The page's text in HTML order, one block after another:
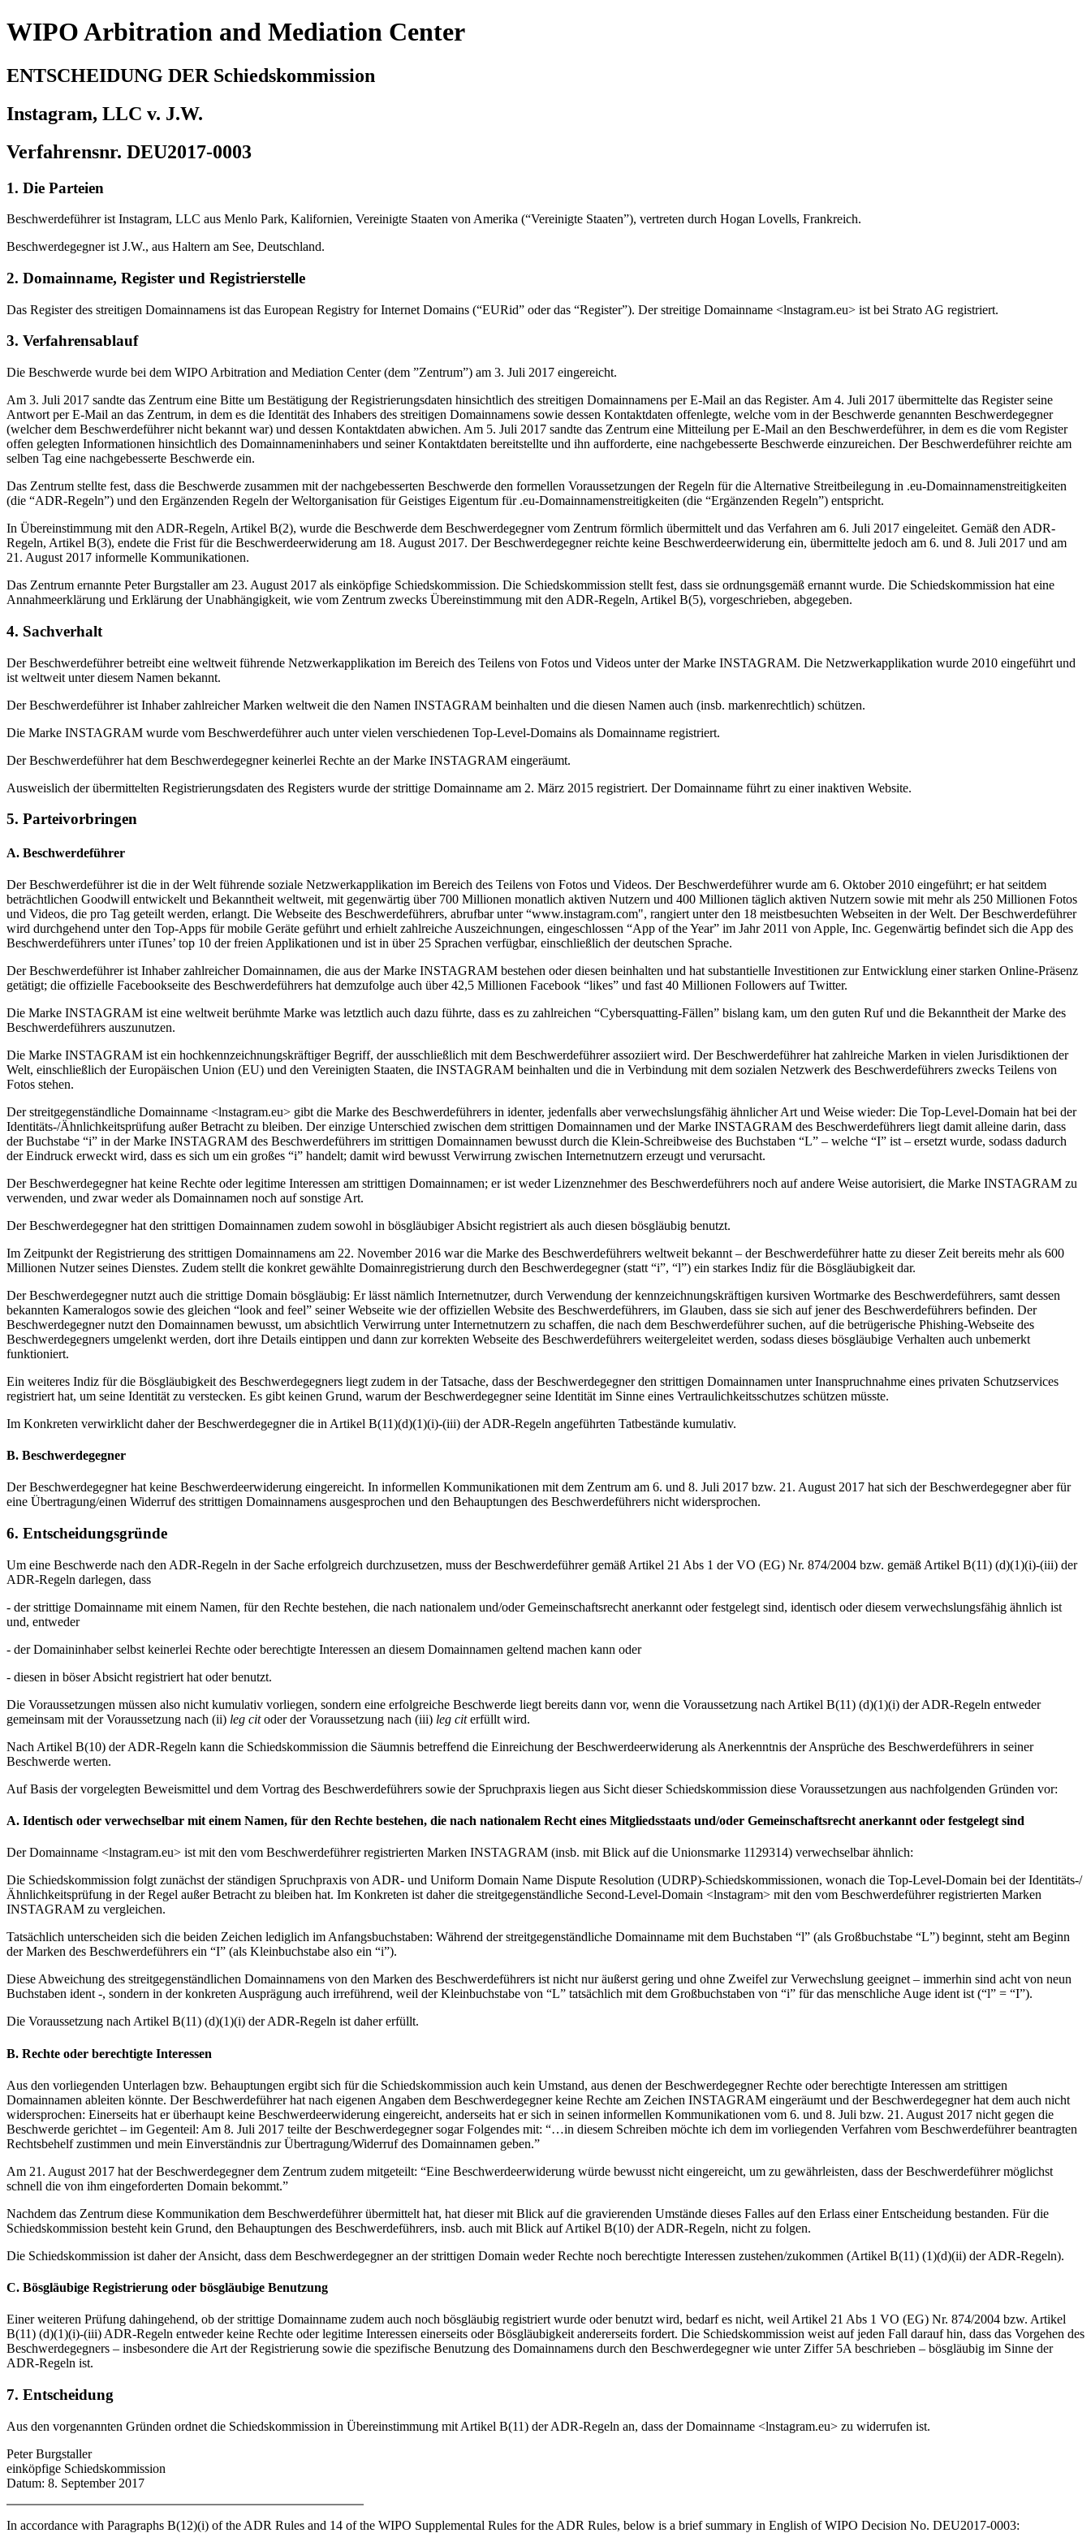
WIPO Arbitration and Mediation Center
ENTSCHEIDUNG DER Schiedskommission
Instagram, LLC v. J.W.
Verfahrensnr. DEU2017-0003
1. Die Parteien
Beschwerdeführer ist Instagram, LLC aus Menlo Park, Kalifornien, Vereinigte Staaten von Amerika (“Vereinigte Staaten”), vertreten durch Hogan Lovells, Frankreich.
Beschwerdegegner ist J.W., aus Haltern am See, Deutschland.
2. Domainname, Register und Registrierstelle
Das Register des streitigen Domainnamens ist das European Registry for Internet Domains (“EURid” oder das “Register”). Der streitige Domainname <lnstagram.eu> ist bei Strato AG registriert.
3. Verfahrensablauf
Die Beschwerde wurde bei dem WIPO Arbitration and Mediation Center (dem ”Zentrum”) am 3. Juli 2017 eingereicht.
Am 3. Juli 2017 sandte das Zentrum eine Bitte um Bestätigung der Registrierungsdaten hinsichtlich des streitigen Domainnamens per E-Mail an das Register. Am 4. Juli 2017 übermittelte das Register seine
Antwort per E-Mail an das Zentrum, in dem es die Identität des Inhabers des streitigen Domainnamens sowie dessen Kontaktdaten offenlegte, welche vom in der Beschwerde genannten Beschwerdegegner
(welcher dem Beschwerdeführer nicht bekannt war) und dessen Kontaktdaten abwichen. Am 5. Juli 2017 sandte das Zentrum eine Mitteilung per E-Mail an den Beschwerdeführer, in dem es die vom Register
offen gelegten Informationen hinsichtlich des Domainnameninhabers und seiner Kontaktdaten bereitstellte und ihn aufforderte, eine nachgebesserte Beschwerde einzureichen. Der Beschwerdeführer reichte am
selben Tag eine nachgebesserte Beschwerde ein.
Das Zentrum stellte fest, dass die Beschwerde zusammen mit der nachgebesserten Beschwerde den formellen Voraussetzungen der Regeln für die Alternative Streitbeilegung in .eu-Domainnamenstreitigkeiten
(die “ADR-Regeln”) und den Ergänzenden Regeln der Weltorganisation für Geistiges Eigentum für .eu-Domainnamenstreitigkeiten (die “Ergänzenden Regeln”) entspricht.
In Übereinstimmung mit den ADR-Regeln, Artikel B(2), wurde die Beschwerde dem Beschwerdegegner vom Zentrum förmlich übermittelt und das Verfahren am 6. Juli 2017 eingeleitet. Gemäß den ADR-
Regeln, Artikel B(3), endete die Frist für die Beschwerdeerwiderung am 18. August 2017. Der Beschwerdegegner reichte keine Beschwerdeerwiderung ein, übermittelte jedoch am 6. und 8. Juli 2017 und am
21. August 2017 informelle Kommunikationen.
Das Zentrum ernannte Peter Burgstaller am 23. August 2017 als einköpfige Schiedskommission. Die Schiedskommission stellt fest, dass sie ordnungsgemäß ernannt wurde. Die Schiedskommission hat eine
Annahmeerklärung und Erklärung der Unabhängigkeit, wie vom Zentrum zwecks Übereinstimmung mit den ADR-Regeln, Artikel B(5), vorgeschrieben, abgegeben.
4. Sachverhalt
Der Beschwerdeführer betreibt eine weltweit führende Netzwerkapplikation im Bereich des Teilens von Fotos und Videos unter der Marke INSTAGRAM. Die Netzwerkapplikation wurde 2010 eingeführt und
ist weltweit unter diesem Namen bekannt.
Der Beschwerdeführer ist Inhaber zahlreicher Marken weltweit die den Namen INSTAGRAM beinhalten und die diesen Namen auch (insb. markenrechtlich) schützen.
Die Marke INSTAGRAM wurde vom Beschwerdeführer auch unter vielen verschiedenen Top-Level-Domains als Domainname registriert.
Der Beschwerdeführer hat dem Beschwerdegegner keinerlei Rechte an der Marke INSTAGRAM eingeräumt.
Ausweislich der übermittelten Registrierungsdaten des Registers wurde der strittige Domainname am 2. März 2015 registriert. Der Domainname führt zu einer inaktiven Website.
5. Parteivorbringen
A. Beschwerdeführer
Der Beschwerdeführer ist die in der Welt führende soziale Netzwerkapplikation im Bereich des Teilens von Fotos und Videos. Der Beschwerdeführer wurde am 6. Oktober 2010 eingeführt; er hat seitdem
beträchtlichen Goodwill entwickelt und Bekanntheit weltweit, mit gegenwärtig über 700 Millionen monatlich aktiven Nutzern und 400 Millionen täglich aktiven Nutzern sowie mit mehr als 250 Millionen Fotos
und Videos, die pro Tag geteilt werden, erlangt. Die Webseite des Beschwerdeführers, abrufbar unter “www.instagram.com", rangiert unter den 18 meistbesuchten Webseiten in der Welt. Der Beschwerdeführer
wird durchgehend unter den Top-Apps für mobile Geräte geführt und erhielt zahlreiche Auszeichnungen, eingeschlossen “App of the Year” im Jahr 2011 von Apple, Inc. Gegenwärtig befindet sich die App des
Beschwerdeführers unter iTunes’ top 10 der freien Applikationen und ist in über 25 Sprachen verfügbar, einschließlich der deutschen Sprache.
Der Beschwerdeführer ist Inhaber zahlreicher Domainnamen, die aus der Marke INSTAGRAM bestehen oder diesen beinhalten und hat substantielle Investitionen zur Entwicklung einer starken Online-Präsenz
getätigt; die offizielle Facebookseite des Beschwerdeführers hat demzufolge auch über 42,5 Millionen Facebook “likes” und fast 40 Millionen Followers auf Twitter.
Die Marke INSTAGRAM ist eine weltweit berühmte Marke was letztlich auch dazu führte, dass es zu zahlreichen “Cybersquatting-Fällen” bislang kam, um den guten Ruf und die Bekanntheit der Marke des
Beschwerdeführers auszunutzen.
Die Marke INSTAGRAM ist ein hochkennzeichnungskräftiger Begriff, der ausschließlich mit dem Beschwerdeführer assoziiert wird. Der Beschwerdeführer hat zahlreiche Marken in vielen Jurisdiktionen der
Welt, einschließlich der Europäischen Union (EU) und den Vereinigten Staaten, die INSTAGRAM beinhalten und die in Verbindung mit dem sozialen Netzwerk des Beschwerdeführers zwecks Teilens von
Fotos stehen.
Der streitgegenständliche Domainname <lnstagram.eu> gibt die Marke des Beschwerdeführers in identer, jedenfalls aber verwechslungsfähig ähnlicher Art und Weise wieder: Die Top-Level-Domain hat bei der
Identitäts-/Ähnlichkeitsprüfung außer Betracht zu bleiben. Der einzige Unterschied zwischen dem strittigen Domainnamen und der Marke INSTAGRAM des Beschwerdeführers liegt damit alleine darin, dass
der Buchstabe “i” in der Marke INSTAGRAM des Beschwerdeführers im strittigen Domainnamen bewusst durch die Klein-Schreibweise des Buchstaben “L” – welche “I” ist – ersetzt wurde, sodass dadurch
der Eindruck erweckt wird, dass es sich um ein großes “i” handelt; damit wird bewusst Verwirrung zwischen Internetnutzern erzeugt und verursacht.
Der Beschwerdegegner hat keine Rechte oder legitime Interessen am strittigen Domainnamen; er ist weder Lizenznehmer des Beschwerdeführers noch auf andere Weise autorisiert, die Marke INSTAGRAM zu
verwenden, und zwar weder als Domainnamen noch auf sonstige Art.
Der Beschwerdegegner hat den strittigen Domainnamen zudem sowohl in bösgläubiger Absicht registriert als auch diesen bösgläubig benutzt.
Im Zeitpunkt der Registrierung des strittigen Domainnamens am 22. November 2016 war die Marke des Beschwerdeführers weltweit bekannt – der Beschwerdeführer hatte zu dieser Zeit bereits mehr als 600
Millionen Nutzer seines Dienstes. Zudem stellt die konkret gewählte Domainregistrierung durch den Beschwerdegegner (statt “i”, “l”) ein starkes Indiz für die Bösgläubigkeit dar.
Der Beschwerdegegner nutzt auch die strittige Domain bösgläubig: Er lässt nämlich Internetnutzer, durch Verwendung der kennzeichnungskräftigen kursiven Wortmarke des Beschwerdeführers, samt dessen
bekannten Kameralogos sowie des gleichen “look and feel” seiner Webseite wie der offiziellen Website des Beschwerdeführers, im Glauben, dass sie sich auf jener des Beschwerdeführers befinden. Der
Beschwerdegegner nutzt den Domainnamen bewusst, um absichtlich Verwirrung unter Internetnutzern zu schaffen, die nach dem Beschwerdeführer suchen, auf die betrügerische Phishing-Webseite des
Beschwerdegegners umgelenkt werden, dort ihre Details eintippen und dann zur korrekten Webseite des Beschwerdeführers weitergeleitet werden, sodass dieses bösgläubige Verhalten auch unbemerkt
funktioniert.
Ein weiteres Indiz für die Bösgläubigkeit des Beschwerdegegners liegt zudem in der Tatsache, dass der Beschwerdegegner den strittigen Domainnamen unter Inanspruchnahme eines privaten Schutzservices
registriert hat, um seine Identität zu verstecken. Es gibt keinen Grund, warum der Beschwerdegegner seine Identität im Sinne eines Vertraulichkeitsschutzes schützen müsste.
Im Konkreten verwirklicht daher der Beschwerdegegner die in Artikel B(11)(d)(1)(i)-(iii) der ADR-Regeln angeführten Tatbestände kumulativ.
B. Beschwerdegegner
Der Beschwerdegegner hat keine Beschwerdeerwiderung eingereicht. In informellen Kommunikationen mit dem Zentrum am 6. und 8. Juli 2017 bzw. 21. August 2017 hat sich der Beschwerdegegner aber für
eine Übertragung/einen Widerruf des strittigen Domainnamens ausgesprochen und den Behauptungen des Beschwerdeführers nicht widersprochen.
6. Entscheidungsgründe
Um eine Beschwerde nach den ADR-Regeln in der Sache erfolgreich durchzusetzen, muss der Beschwerdeführer gemäß Artikel 21 Abs 1 der VO (EG) Nr. 874/2004 bzw. gemäß Artikel B(11) (d)(1)(i)-(iii) der
ADR-Regeln darlegen, dass
- der strittige Domainname mit einem Namen, für den Rechte bestehen, die nach nationalem und/oder Gemeinschaftsrecht anerkannt oder festgelegt sind, identisch oder diesem verwechslungsfähig ähnlich ist
und, entweder
- der Domaininhaber selbst keinerlei Rechte oder berechtigte Interessen an diesem Domainnamen geltend machen kann oder
- diesen in böser Absicht registriert hat oder benutzt.
Die Voraussetzungen müssen also nicht kumulativ vorliegen, sondern eine erfolgreiche Beschwerde liegt bereits dann vor, wenn die Voraussetzung nach Artikel B(11) (d)(1)(i) der ADR-Regeln entweder
gemeinsam mit der Voraussetzung nach (ii) leg citoder der Voraussetzung nach (iii) leg citerfüllt wird.
Nach Artikel B(10) der ADR-Regeln kann die Schiedskommission die Säumnis betreffend die Einreichung der Beschwerdeerwiderung als Anerkenntnis der Ansprüche des Beschwerdeführers in seiner
Beschwerde werten.
Auf Basis der vorgelegten Beweismittel und dem Vortrag des Beschwerdeführers sowie der Spruchpraxis liegen aus Sicht dieser Schiedskommission diese Voraussetzungen aus nachfolgenden Gründen vor:
A. Identisch oder verwechselbar mit einem Namen, für den Rechte bestehen, die nach nationalem Recht eines Mitgliedsstaats und/oder Gemeinschaftsrecht anerkannt oder festgelegt sind
Der Domainname <lnstagram.eu> ist mit den vom Beschwerdeführer registrierten Marken INSTAGRAM (insb. mit Blick auf die Unionsmarke 1129314) verwechselbar ähnlich:
Die Schiedskommission folgt zunächst der ständigen Spruchpraxis von ADR- und Uniform Domain Name Dispute Resolution (UDRP)-Schiedskommissionen, wonach die Top-Level-Domain bei der Identitäts-/
Ähnlichkeitsprüfung in der Regel außer Betracht zu bleiben hat. Im Konkreten ist daher die streitgegenständliche Second-Level-Domain <lnstagram> mit den vom Beschwerdeführer registrierten Marken
INSTAGRAM zu vergleichen.
Tatsächlich unterscheiden sich die beiden Zeichen lediglich im Anfangsbuchstaben: Während der streitgegenständliche Domainname mit dem Buchstaben “l” (als Großbuchstabe “L”) beginnt, steht am Beginn
der Marken des Beschwerdeführers ein “I” (als Kleinbuchstabe also ein “i”).
Diese Abweichung des streitgegenständlichen Domainnamens von den Marken des Beschwerdeführers ist nicht nur äußerst gering und ohne Zweifel zur Verwechslung geeignet – immerhin sind acht von neun
Buchstaben ident -, sondern in der konkreten Ausprägung auch irreführend, weil der Kleinbuchstabe von “L” tatsächlich mit dem Großbuchstaben von “i” für das menschliche Auge ident ist (“l” = “I”).
Die Voraussetzung nach Artikel B(11) (d)(1)(i) der ADR-Regeln ist daher erfüllt.
B. Rechte oder berechtigte Interessen
Aus den vorliegenden Unterlagen bzw. Behauptungen ergibt sich für die Schiedskommission auch kein Umstand, aus denen der Beschwerdegegner Rechte oder berechtigte Interessen am strittigen
Domainnamen ableiten könnte. Der Beschwerdeführer hat nach eigenen Angaben dem Beschwerdegegner keine Rechte am Zeichen INSTAGRAM eingeräumt und der Beschwerdegegner hat dem auch nicht
widersprochen: Einerseits hat er überhaupt keine Beschwerdeerwiderung eingereicht, anderseits hat er sich in seinen informellen Kommunikationen vom 6. und 8. Juli bzw. 21. August 2017 nicht gegen die
Beschwerde gerichtet – im Gegenteil: Am 8. Juli 2017 teilte der Beschwerdegegner sogar Folgendes mit: “…in diesem Schreiben möchte ich dem im vorliegenden Verfahren vom Beschwerdeführer beantragten
Rechtsbehelf zustimmen und mein Einverständnis zur Übertragung/Widerruf des Domainnamen geben.”
Am 21. August 2017 hat der Beschwerdegegner dem Zentrum zudem mitgeteilt: “Eine Beschwerdeerwiderung würde bewusst nicht eingereicht, um zu gewährleisten, dass der Beschwerdeführer möglichst
schnell die von ihm eingeforderten Domain bekommt.”
Nachdem das Zentrum diese Kommunikation dem Beschwerdeführer übermittelt hat, hat dieser mit Blick auf die gravierenden Umstände dieses Falles auf den Erlass einer Entscheidung bestanden. Für die
Schiedskommission besteht kein Grund, den Behauptungen des Beschwerdeführers, insb. auch mit Blick auf Artikel B(10) der ADR-Regeln, nicht zu folgen.
Die Schiedskommission ist daher der Ansicht, dass dem Beschwerdegegner an der strittigen Domain weder Rechte noch berechtigte Interessen zustehen/zukommen (Artikel B(11) (1)(d)(ii) der ADR-Regeln).
C. Bösgläubige Registrierung oder bösgläubige Benutzung
Einer weiteren Prüfung dahingehend, ob der strittige Domainname zudem auch noch bösgläubig registriert wurde oder benutzt wird, bedarf es nicht, weil Artikel 21 Abs 1 VO (EG) Nr. 874/2004 bzw. Artikel
B(11) (d)(1)(i)-(iii) ADR-Regeln entweder keine Rechte oder legitime Interessen einerseits oder Bösgläubigkeit andererseits fordert. Die Schiedskommission weist auf jeden Fall darauf hin, dass das Vorgehen des
Beschwerdegegners – insbesondere die Art der Registrierung sowie die spezifische Benutzung des Domainnamens durch den Beschwerdegegner wie unter Ziffer 5A beschrieben – bösgläubig im Sinne der
ADR-Regeln ist.
7. Entscheidung
Aus den vorgenannten Gründen ordnet die Schiedskommission in Übereinstimmung mit Artikel B(11) der ADR-Regeln an, dass der Domainname <lnstagram.eu> zu widerrufen ist.
Peter Burgstaller
einköpfige Schiedskommission
Datum: 8. September 2017
In accordance with Paragraphs B(12)(i) of the ADR Rules and 14 of the WIPO Supplemental Rules for the ADR Rules, below is a brief summary in English of WIPO Decision No. DEU2017-0003: